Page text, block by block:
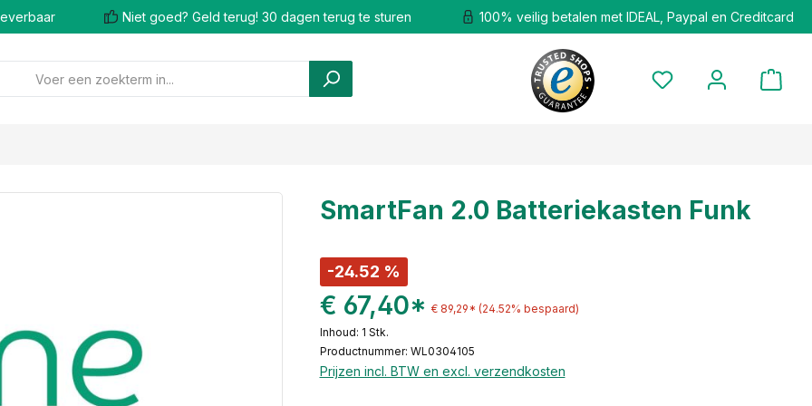
Niet goed? Geld terug! 30 dagen terug te sturen 100% veilig betalen met IDEAL, Paypal en Creditcard
SmartFan 2.0 Batteriekasten Funk
-24.52 %
€ 67,40* € 89,29* (24.52% bespaard)
Inhoud: 1 Stk.
Productnummer: WL0304105
Prijzen incl. BTW en excl. verzendkosten